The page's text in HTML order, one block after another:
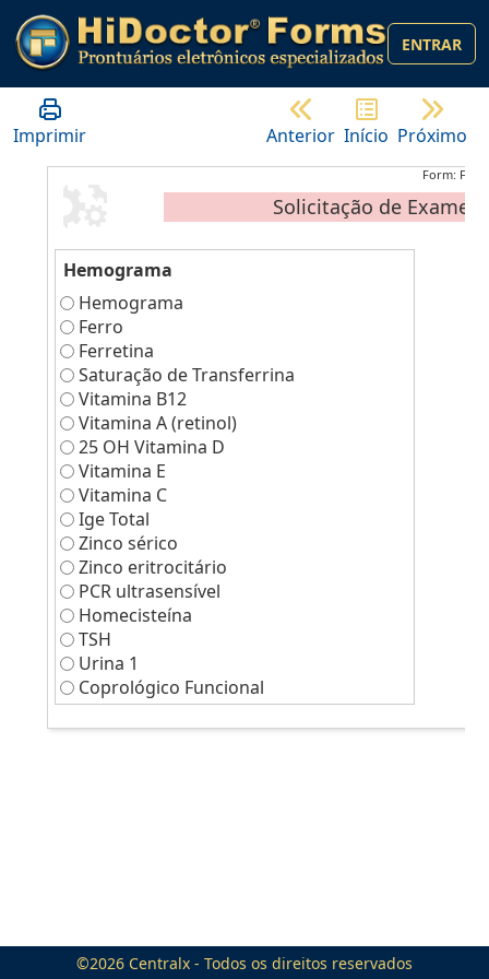
ENTRAR
Imprimir Anterior Início Próximo
Form:
Solicitação de
Hemograma
Hemograma
Ferro
Ferretina
Saturação de Transferrina
Vitamina B12
Vitamina A (retinol)
25 OH Vitamina D
Vitamina E
Vitamina C
Ige Total
Zinco sérico
Zinco eritrocitário
PCR ultrasensível
Homecisteína
TSH
Urina 1
Coprológico Funcional
©2026 Centralx - Todos os direitos reservados